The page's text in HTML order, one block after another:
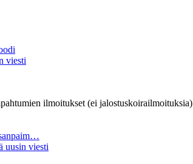
viesti
ilmoitukset (ei jalostuskoirailmoituksia)
uusin viesti